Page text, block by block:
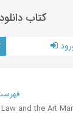
کتاب دانلود
and the Art